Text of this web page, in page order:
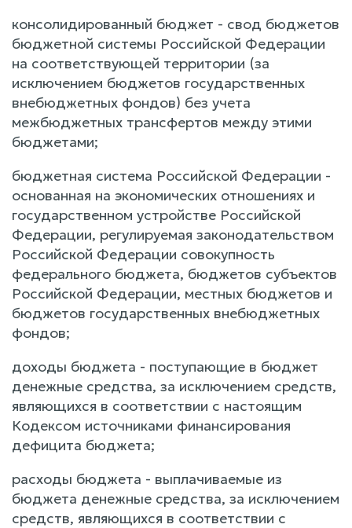
консолидированный бюджет - свод бюджетов
бюджетной системы Российской Федерации
на соответствующей территории (за
исключением бюджетов государственных
внебюджетных фондов) без учета
межбюджетных трансфертов между этими
бюджетами;
бюджетная система Российской Федерации -
основанная на экономических отношениях и
государственном устройстве Российской
Федерации, регулируемая законодательством
Российской Федерации совокупность
федерального бюджета, бюджетов субъектов
Российской Федерации, местных бюджетов и
бюджетов государственных внебюджетных
фондов;
доходы бюджета - поступающие в бюджет
денежные средства, за исключением средств,
являющихся в соответствии с настоящим
Кодексом источниками финансирования
дефицита бюджета;
расходы бюджета - выплачиваемые из
бюджета денежные средства, за исключением
средств, являющихся в соответствии с